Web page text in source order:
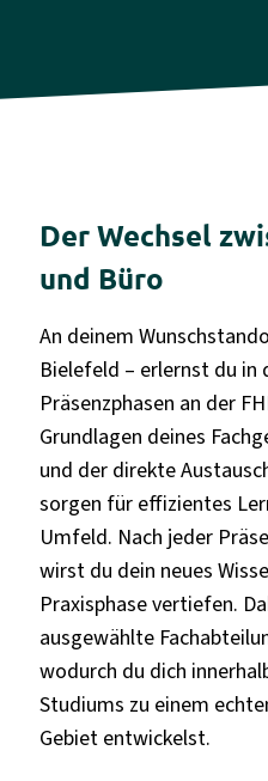
Der Wechsel
und Büro
An deinem
Bielefeld – erlernst du in
Präsenzphasen an der
Grundlagen deines
und der direkte
sorgen für effizientes
Umfeld. Nach jeder
wirst du dein neues
Praxisphase vertiefen.
ausgewählte
wodurch du dich
Studiums zu einem
Gebiet entwickelst.